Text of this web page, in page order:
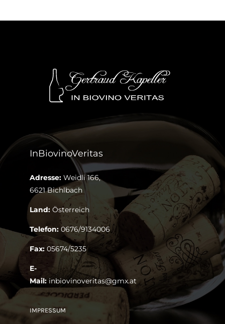
InBiovinoVeritas
Adresse: Weidli 166,
6621 Bichlbach
Land: Österreich
Telefon: 0676/9134006
Fax: 05674/5235
E-
Mail: inbiovinoveritas@gmx.at
IMPRESSUM